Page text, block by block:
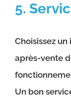
5.
Choisissez
après-vente
Un bon